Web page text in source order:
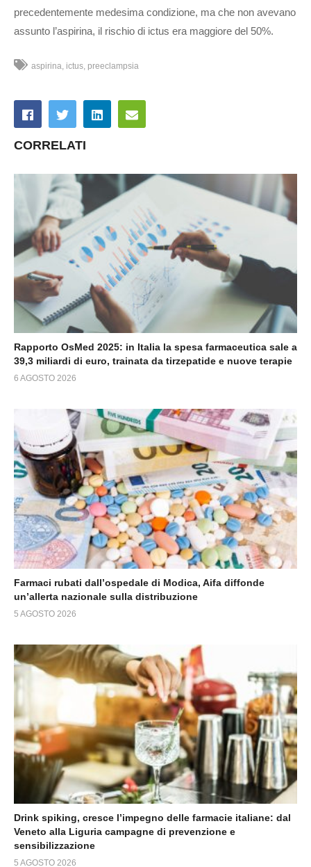
precedentemente medesima condizione, ma che non avevano
assunto l’aspirina, il rischio di ictus era maggiore del 50%.
aspirina ictus preeclampsia
CORRELATI
Rapporto OsMed 2025: in Italia la spesa farmaceutica sale a
39,3 miliardi di euro, trainata da tirzepatide e nuove terapie
6 AGOSTO 2026
Farmaci rubati dall’ospedale di Modica, Aifa diffonde
un’allerta nazionale sulla distribuzione
5 AGOSTO 2026
Drink spiking, cresce l’impegno delle farmacie italiane: dal
Veneto alla Liguria campagne di prevenzione e
sensibilizzazione
5 AGOSTO 2026